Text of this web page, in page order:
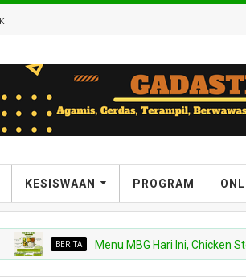
KESISWAAN PROGRAM
BERITA Menu MBG Hari Ini, Chicken Steak